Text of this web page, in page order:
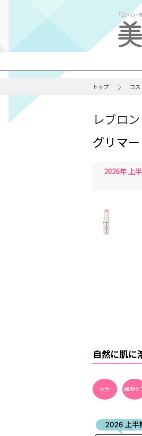
トップ コ
レブロン
グリマ
2026年 上
自然に肌に